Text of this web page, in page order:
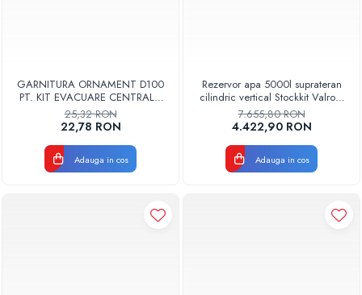
GARNITURA ORNAMENT D100
PT. KIT EVACUARE CENTRALA
FGGE100
25,32 RON
22,78 RON
Adauga in cos
Rezervor apa 5000l suprateran
cilindric vertical Stockkit Valrom
49020150000
7.655,80 RON
4.422,90 RON
Adauga in cos